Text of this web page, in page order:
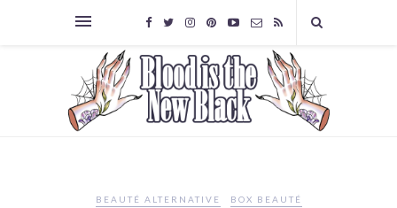
BEAUTÉ ALTERNATIVE BOX BEAUTÉ